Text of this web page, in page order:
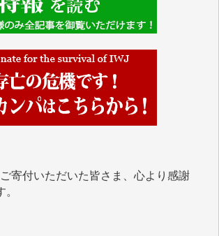
・カンパをいただいた方々より、た
をここにご紹介いたします。